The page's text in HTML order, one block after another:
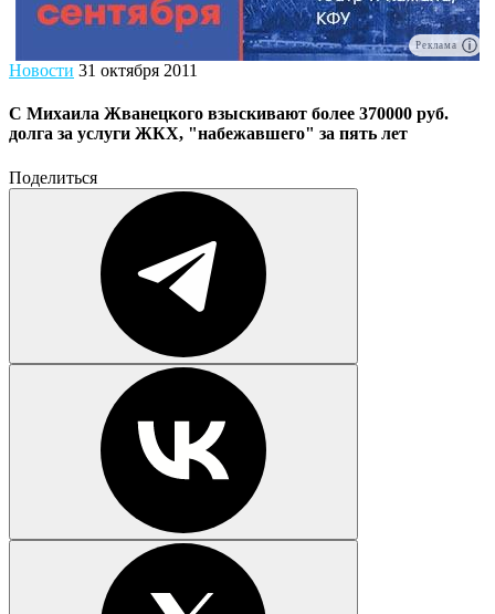
Реклама
Новости 31 октября 2011
С Михаила Жванецкого взыскивают более 370000 руб.
долга за услуги ЖКХ, "набежавшего" за пять лет
Поделиться